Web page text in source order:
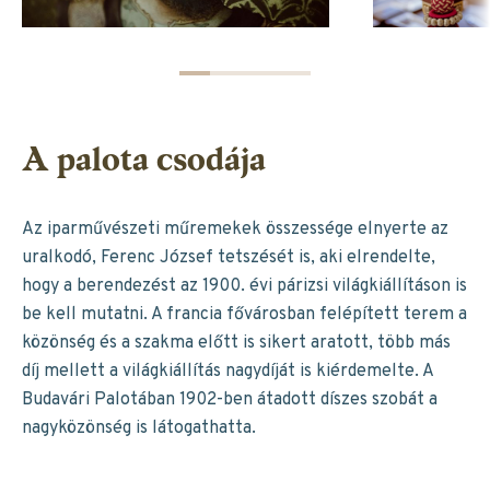
A palota csodája
Az iparművészeti műremekek összessége elnyerte az
uralkodó, Ferenc József tetszését is, aki elrendelte,
hogy a berendezést az 1900. évi párizsi világkiállításon is
be kell mutatni. A francia fővárosban felépített terem a
közönség és a szakma előtt is sikert aratott, több más
díj mellett a világkiállítás nagydíját is kiérdemelte. A
Budavári Palotában 1902-ben átadott díszes szobát a
nagyközönség is látogathatta.